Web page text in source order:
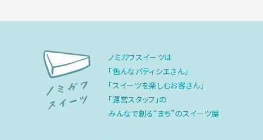
ノミガワスイーツは
「色んなパティシエさん」
「スイーツを楽しむお客さん」
「運営スタッフ」の
みんなで創る“まち”のスイーツ屋